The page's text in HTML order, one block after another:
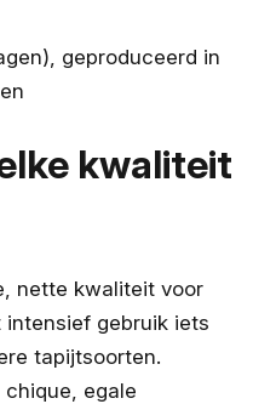
geproduceerd in
kwaliteit
nette kwaliteit voor
intensief gebruik iets
tapijtsoorten.
egale